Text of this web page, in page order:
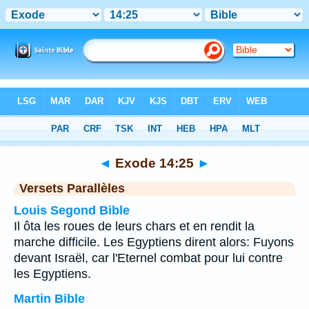
Chapitre 14> Verset 25
◄ Exode 14:25 ►
Versets Parallèles
Louis Segond Bible
Il ôta les roues de leurs chars et en rendit la
marche difficile. Les Egyptiens dirent alors: Fuyons
devant Israël, car l'Eternel combat pour lui contre
les Egyptiens.
Martin Bible